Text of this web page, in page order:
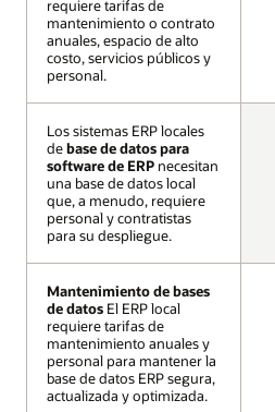
requiere tarifas de
mantenimiento o contrato
anuales, espacio de alto
costo, servicios públicos y
personal.
Los sistemas ERP locales
debase de datos para
software de ERPnecesitan
una base de datos local
que, a menudo, requiere
personal y contratistas
para su despliegue.
Mantenimiento de bases
de datosEl ERP local
requiere tarifas de
mantenimiento anuales y
personal para mantener la
base de datos ERP segura,
actualizada y optimizada.
requiere tarifas de
mantenimiento o contrato
anuales, espacio de alto
costo, servicios públicos y
personal.
Los sistemas ERP locales
debase de datos para
software de ERPnecesitan
una base de datos local
que, a menudo, requiere
personal y contratistas
para su despliegue.
Mantenimiento de bases
de datosEl ERP local
requiere tarifas de
mantenimiento anuales y
personal para mantener la
base de datos ERP segura,
actualizada y optimizada.